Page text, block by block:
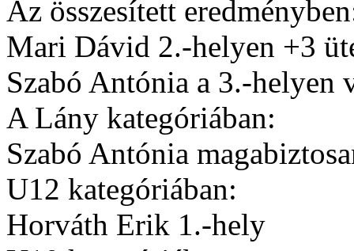
Az összesített
Mari Dávid 2.-helyen +3
Szabó Antónia a 3.-helyen
A Lány kategóriában:
Szabó Antónia
U12 kategóriában:
Horváth Erik 1.-hely